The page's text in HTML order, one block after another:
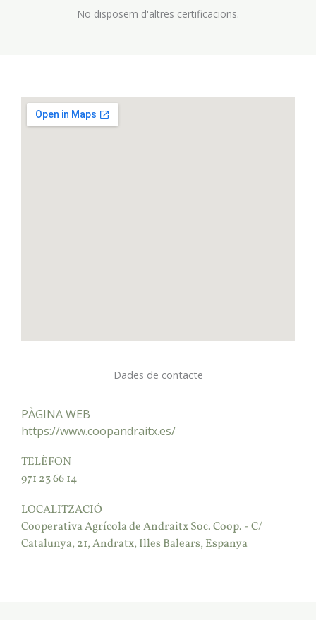
No disposem d'altres certificacions.
Dades de contacte
PÀGINA WEB
https://www.coopandraitx.es/
TELÈFON
971 23 66 14
LOCALITZACIÓ
Cooperativa Agrícola de Andraitx Soc. Coop. - C/
Catalunya, 21, Andratx, Illes Balears, Espanya